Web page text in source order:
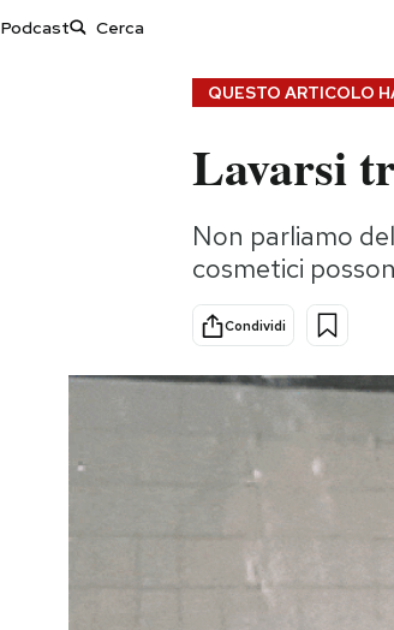
Podcast
Consumismi
Storie/Idee
Ok Boomer!
Media
Mondiali calcio 2026
QUESTO ARTICOLO
Lavarsi
Non parliamo
cosmetici
Condividi